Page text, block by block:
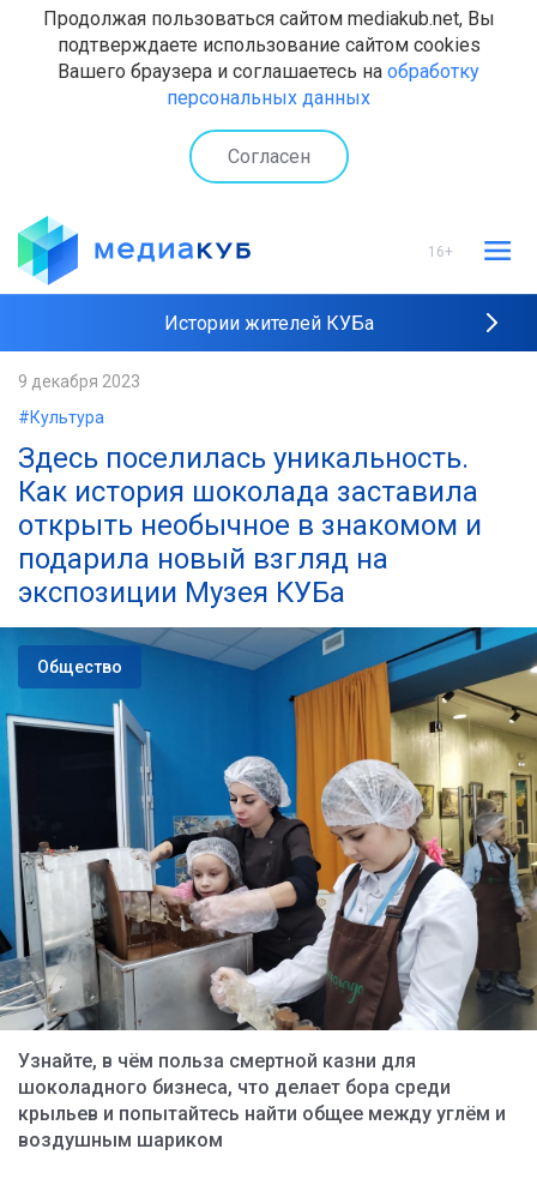
Продолжая пользоваться сайтом mediakub.net, Вы
подтверждаете использование сайтом cookies
Вашего браузера и соглашаетесь на обработку
персональных данных
Согласен
16+
Истории жителей КУБа
9 декабря 2023
#Культура
Здесь поселилась уникальность.
Как история шоколада заставила
открыть необычное в знакомом и
подарила новый взгляд на
экспозиции Музея КУБа
Общество
Узнайте, в чём польза смертной казни для
шоколадного бизнеса, что делает бора среди
крыльев и попытайтесь найти общее между углём и
воздушным шариком